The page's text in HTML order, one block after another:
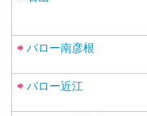
バロー南彦根
バロー近江